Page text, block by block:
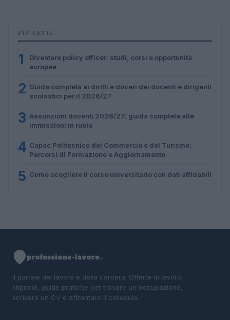
PIÙ LETTI
1
Diventare policy officer: studi, corsi e opportunità
europee
2 Guida completa ai diritti e doveri dei docenti e dirigenti
scolastici per il 2026/27
3 Assunzioni docenti 2026/27: guida completa alle
immissioni in ruolo
4 Capac Politecnico del Commercio e del Turismo:
Percorsi di Formazione e Aggiornamento
5 Come scegliere il corso universitario con dati affidabili
Il portale del lavoro e della carriera. Offerte di lavoro,
stipendi, guide pratiche per trovare un'occupazione,
scrivere un CV e affrontare il colloquio.